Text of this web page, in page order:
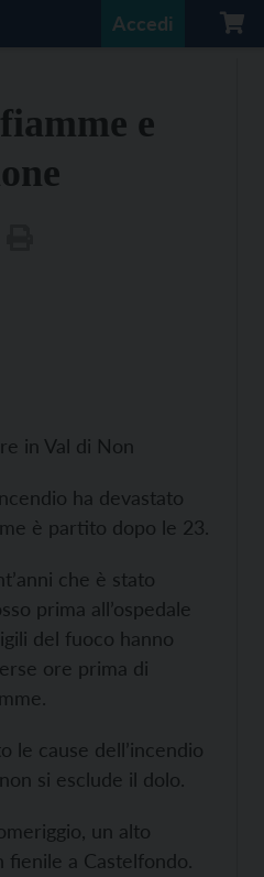
Accedi
e
in Val di Non
ha devastato
è partito dopo le 23.
che è stato
prima all’ospedale
del fuoco hanno
ore prima di
le cause dell’incendio
si esclude il dolo.
un alto
a Castelfondo.